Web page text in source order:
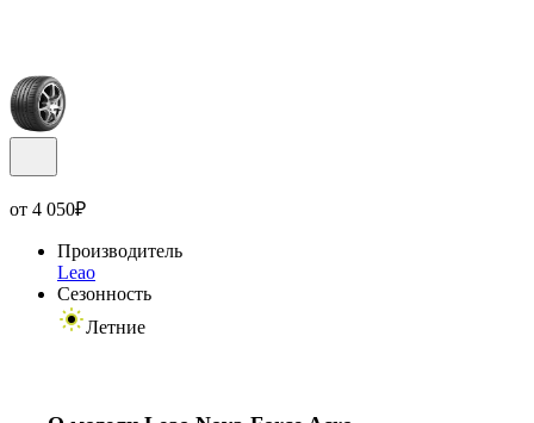
от 4 050₽
Производитель
Leao
Сезонность
Летние